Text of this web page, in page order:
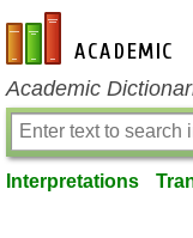
en-academic.com
Academic
Interpretations